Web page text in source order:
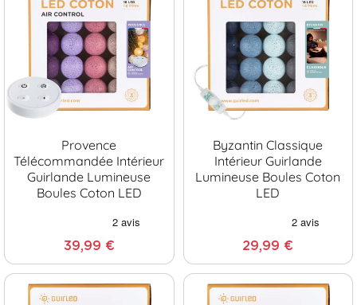
Provence
Télécommandée Intérieur
Guirlande Lumineuse
Boules Coton LED
39,99 €
Byzantin Classique
Intérieur Guirlande
Lumineuse Boules Coton
LED
29,99 €